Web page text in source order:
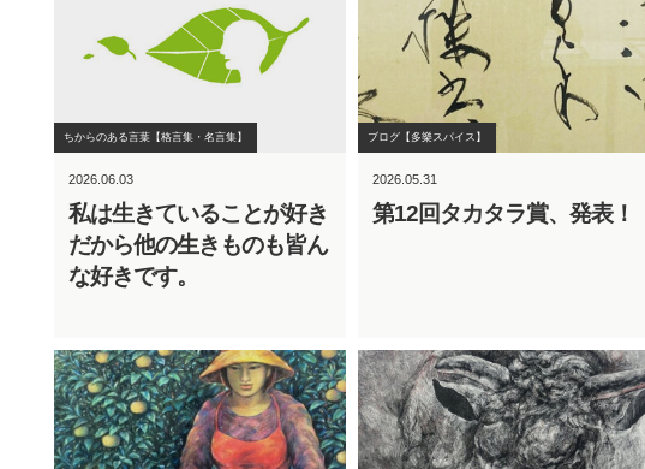
2026.06.03
私は生きていることが好き
だから他の生きものも皆ん
な好きです。
ちからのある言葉【格言集・名言集】
2026.05.31
第12回タカタラ賞、発表！
ブログ【多樂スパイス】